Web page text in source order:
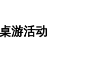
游活动